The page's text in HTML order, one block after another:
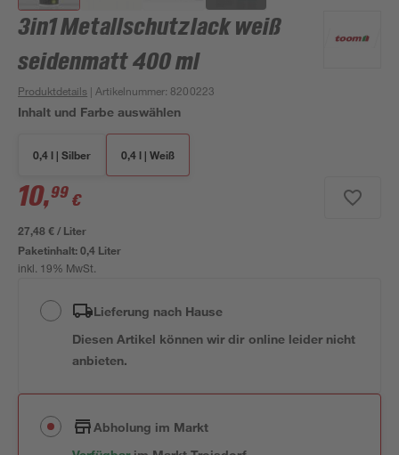
3in1 Metallschutzlack weiß
seidenmatt 400 ml
Produktdetails | Artikelnummer: 8200223
Inhalt und Farbe auswählen
0,4 l | Silber 0,4 l | Weiß
10,99 €
27,48 € / Liter
Paketinhalt:0,4 Liter
inkl. 19% MwSt.
Lieferung nach Hause
Diesen Artikel können wir dir online leider nicht
anbieten.
Abholung im Markt